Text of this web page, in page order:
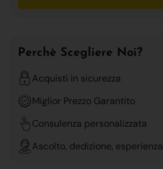
Perchè Scegliere Noi?
Acquisti in sicurezza
Miglior Prezzo Garantito
Consulenza personalizzata
Ascolto, dedizione, esperienza